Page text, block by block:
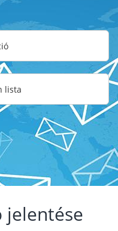
lista
jelentése